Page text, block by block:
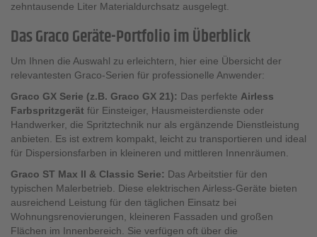
zehntausende Liter Materialdurchsatz ausgelegt.
Das Graco Geräte-Portfolio im Überblick
Um Ihnen die Auswahl zu erleichtern, hier eine Übersicht der
relevantesten Graco-Serien für professionelle Anwender:
Graco GX Serie (z.B. Graco GX 21): Das perfekte Airless
Farbspritzgerät für Einsteiger, Hausmeisterdienste oder
Handwerker, die Spritztechnik nur als ergänzende Dienstleistung
anbieten. Es ist extrem kompakt, leicht zu transportieren und ideal
für Dispersionsfarben in kleineren und mittleren Innenräumen.
Graco ST Max II & Classic Serie: Das Arbeitstier für den
typischen Malerbetrieb. Diese elektrischen Airless-Geräte bieten
ausreichend Leistung für den täglichen Einsatz bei
Wohnungsrenovierungen, kleineren Fassaden und großen
Flächen im Innenbereich. Sie verfügen oft über die